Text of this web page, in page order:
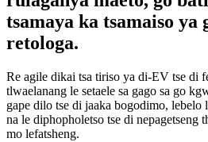
tsamaya ka tsamaiso ya
retologa.
Re agile dikai tsa tiriso ya di-EV tse di
tlwaelanang le setaele sa gago sa go
gape dilo tse di jaaka bogodimo, lebelo
na le diphopholetso tse di nepagetseng
mo lefatsheng.